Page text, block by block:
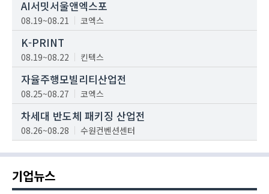
AI서밋서울앤엑스포
08.19~08.21 코엑스
K-PRINT
08.19~08.22 킨텍스
자율주행모빌리티산업전
08.25~08.27 코엑스
차세대 반도체 패키징 산업전
08.26~08.28 수원컨벤션센터
기업뉴스